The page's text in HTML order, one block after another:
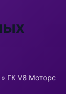
» ГК V8 Моторс